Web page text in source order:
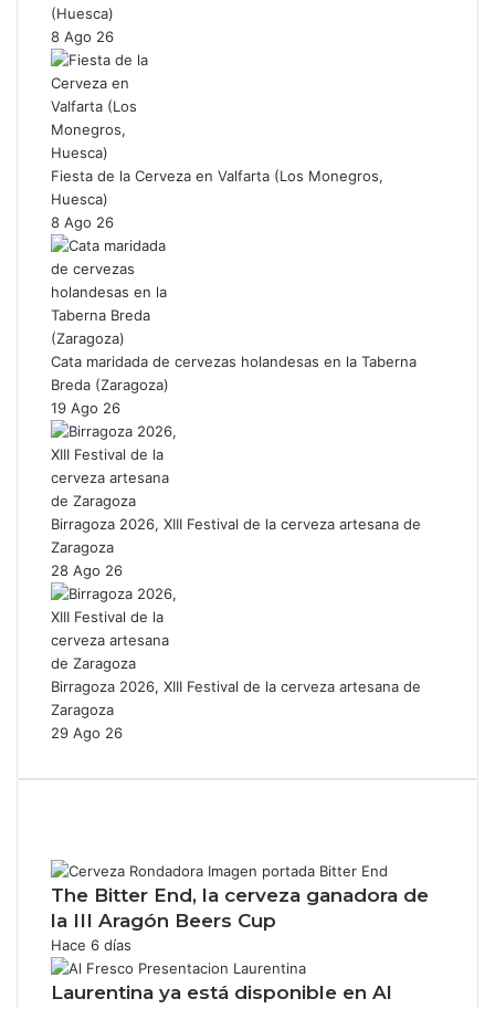
(Huesca)
8 Ago 26
Fiesta de la Cerveza en Valfarta (Los Monegros,
Huesca)
8 Ago 26
Cata maridada de cervezas holandesas en la Taberna
Breda (Zaragoza)
19 Ago 26
Birragoza 2026, XIII Festival de la cerveza artesana de
Zaragoza
28 Ago 26
Birragoza 2026, XIII Festival de la cerveza artesana de
Zaragoza
29 Ago 26
The Bitter End, la cerveza ganadora de
la III Aragón Beers Cup
Hace 6 días
Laurentina ya está disponible en Al